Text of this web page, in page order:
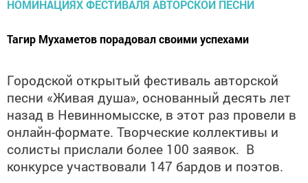
Тагир Мухаметов порадовал своими успехами
Городской открытый фестиваль авторской
песни «Живая душа», основанный десять лет
назад в Невинномысске, в этот раз провели в
онлайн-формате. Творческие коллективы и
солисты прислали более 100 заявок. В
конкурсе участвовали 147 бардов и поэтов.